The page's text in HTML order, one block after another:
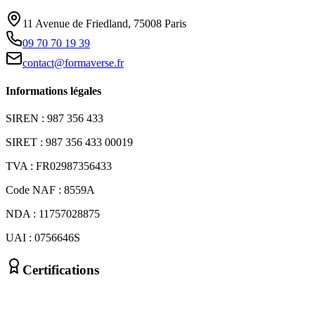
11 Avenue de Friedland, 75008 Paris
09 70 70 19 39
contact@formaverse.fr
Informations légales
SIREN : 987 356 433
SIRET : 987 356 433 00019
TVA : FR02987356433
Code NAF : 8559A
NDA : 11757028875
UAI : 0756646S
Certifications